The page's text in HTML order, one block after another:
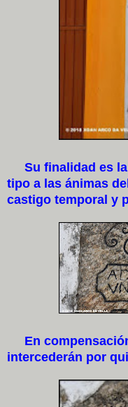
Su finalidad es la
tipo a las ánimas
castigo temporal y
En
intercederán por